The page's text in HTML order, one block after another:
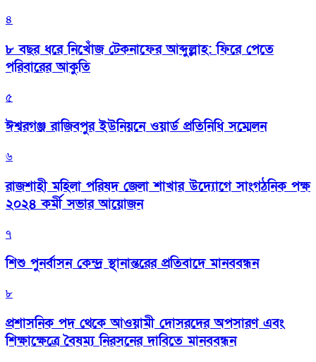
৪
৮ বছর ধরে নিখোঁজ টেকনাফের আব্দুল্লাহ: ফিরে পেতে
পরিবারের আকুতি
৫
ঈশ্বরগঞ্জ রাজিবপুর ইউনিয়নে ওয়ার্ড প্রতিনিধি সম্মেলন
৬
রাজশাহী মহিলা পরিষদ জেলা শাখার উদ্যোগে সাংগঠনিক পক্ষ
২০২৪ কর্মী সভার আয়োজন
৭
শিশু পুনর্বাসন কেন্দ্র স্থানান্তরের প্রতিবাদে মানববন্ধন
৮
প্রশাসনিক পদ থেকে আওয়ামী দোসরদের অপসারণ এবং
শিক্ষাক্ষেত্রে বৈষম্য নিরসনের দাবিতে মানববন্ধন